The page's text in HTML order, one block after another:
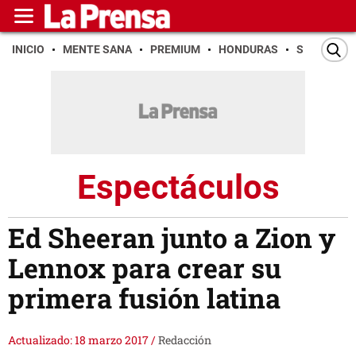
INICIO MENTE SANA PREMIUM HONDURAS SAN PEDRO
Espectáculos
Ed Sheeran junto a Zion y
Lennox para crear su
primera fusión latina
Actualizado: 18 marzo 2017/Redacción